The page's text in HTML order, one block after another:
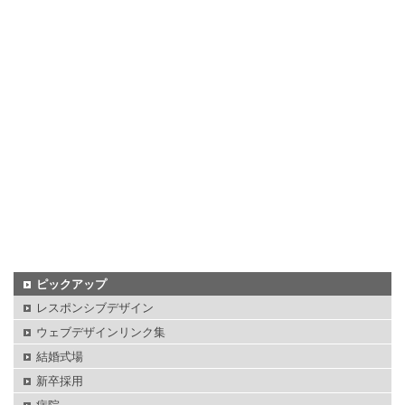
ピックアップ
レスポンシブデザイン
ウェブデザインリンク集
結婚式場
新卒採用